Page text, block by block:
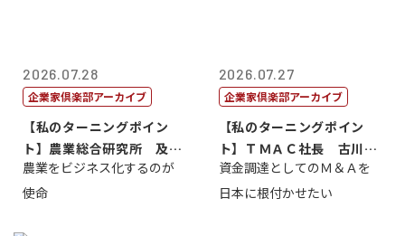
2026.07.28
企業家倶楽部アーカイブ
【私のターニングポイン
ト】農業総合研究所 及川
智正
農業をビジネス化するのが
使命
2026.07.27
企業家倶楽部アーカイブ
【私のターニングポイン
ト】ＴＭＡＣ社長 古川英
一
資金調達としてのＭ＆Ａを
日本に根付かせたい